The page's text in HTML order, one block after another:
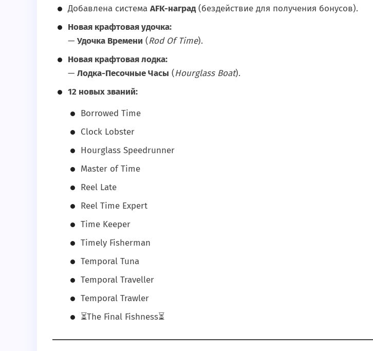
Добавлена система AFK-наград(бездействие для получения бонусов).
Новая крафтовая удочка:
— Удочка Времени (Rod Of Time).
Новая крафтовая лодка:
— Лодка-Песочные Часы (Hourglass Boat).
12 новых званий:
Borrowed Time
Clock Lobster
Hourglass Speedrunner
Master of Time
Reel Late
Reel Time Expert
Time Keeper
Timely Fisherman
Temporal Tuna
Temporal Traveller
Temporal Trawler
⏳The Final Fishness⏳